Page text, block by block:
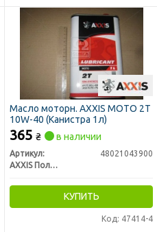
Масло моторн. AXXIS MOTO 2T
10W-40 (Канистра 1л)
365 ₴ в наличии
Артикул:
48021043900
AXXIS Польша
КУПИТЬ
Код: 47414-4